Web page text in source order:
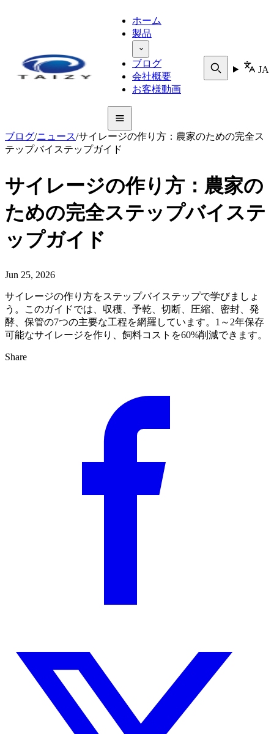
ホーム
製品
ブログ
会社概要
お客様動画
JA
ブログ/ニュース/サイレージの作り方：農家のための完全ス
テップバイステップガイド
サイレージの作り方：農家の
ための完全ステップバイステ
ップガイド
Jun 25, 2026
サイレージの作り方をステップバイステップで学びましょ
う。このガイドでは、収穫、予乾、切断、圧縮、密封、発
酵、保管の7つの主要な工程を網羅しています。1～2年保存
可能なサイレージを作り、飼料コストを60%削減できます。
Share